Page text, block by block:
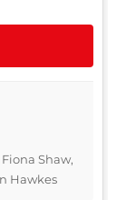
Shaw,
Hawkes